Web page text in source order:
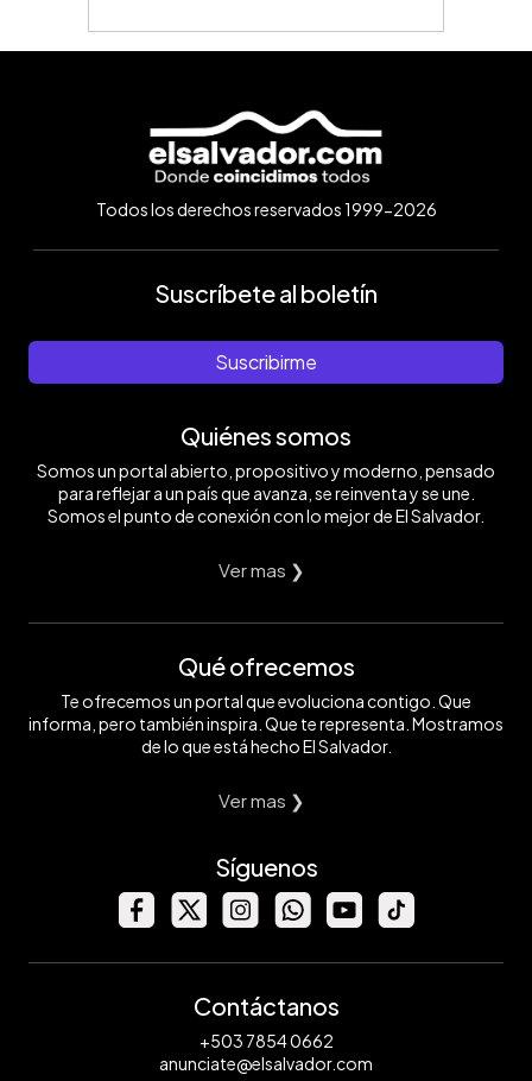
Todos los derechos reservados 1999-2026
Suscríbete al boletín
Suscribirme
Quiénes somos
Somos un portal abierto, propositivo y moderno, pensado
para reflejar a un país que avanza, se reinventa y se une.
Somos el punto de conexión con lo mejor de El Salvador.
Ver mas ❯
Qué ofrecemos
Te ofrecemos un portal que evoluciona contigo. Que
informa, pero también inspira. Que te representa. Mostramos
de lo que está hecho El Salvador.
Ver mas ❯
Síguenos
Contáctanos
+503 7854 0662
anunciate@elsalvador.com